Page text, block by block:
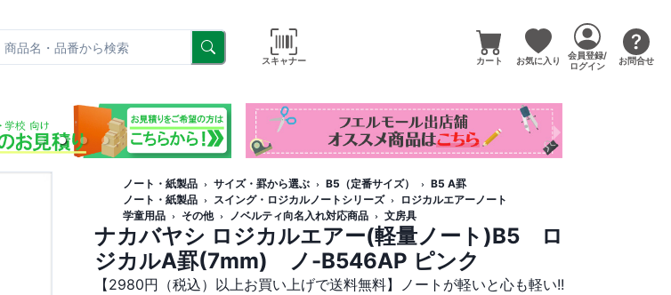
スキャナー カート お気に入り
会員登録/
ログイン
お問合せ
ノート・紙製品 サイズ・罫から選ぶ B5（定番サイズ）
B5 A罫
ノート・紙製品
スイング・ロジカルノートシリーズ
ロジカルエアーノート
学童用品
その他 ノベルティ向名入れ対応商品 文房具
ナカバヤシ ロジカルエアー(軽量ノート)B5 ロ
ジカルA罫(7mm) ノ-B546AP ピンク
【2980円（税込）以上お買い上げで送料無料】ノートが軽いと心も軽い!!